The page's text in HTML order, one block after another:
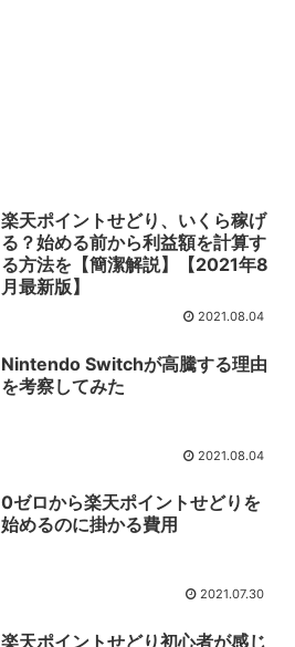
楽天ポイントせどり、いくら稼げ
る？始める前から利益額を計算す
る方法を【簡潔解説】【2021年8
月最新版】
2021.08.04
Nintendo Switchが高騰する理由
を考察してみた
2021.08.04
0ゼロから楽天ポイントせどりを
始めるのに掛かる費用
2021.07.30
楽天ポイントせどり初心者が感じ